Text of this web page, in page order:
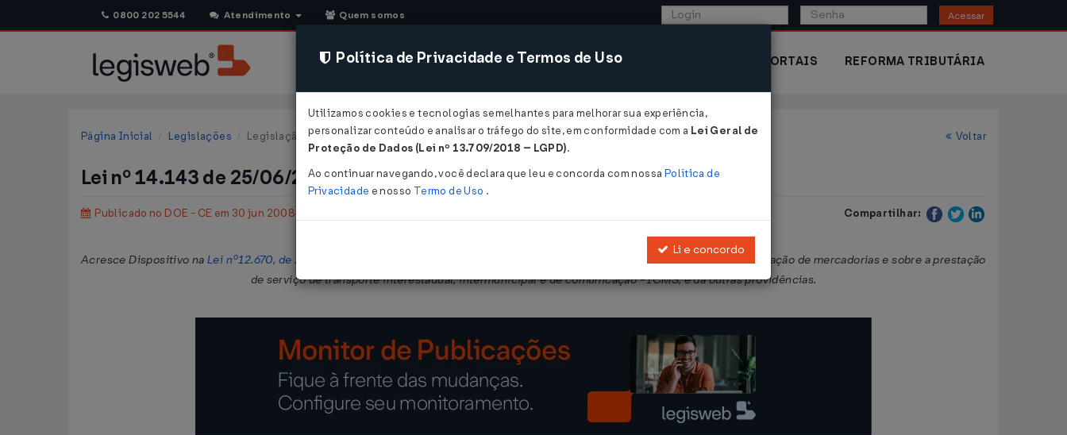
0800 202 5544 Atendimento Quem somos Acessar
CONSULTORIA SISTEMAS COMÉRCIO EXTERIOR PORTAIS REFORMA TRIBUTÁRIA
Página Inicial Legislações Legislação Estadual - Ceará Voltar
Lei nº 14.143 de 25/06/2008
Publicado no DOE - CE em 30 jun 2008 Compartilhar:
Acresce Dispositivo naLei nº12.670, de 27 de dezembro de 1996
, que dispõe acerca do imposto sobre operações relativas à circulação de mercadorias e sobre a prestação
de serviço de transporte interestadual, intermunicipal e de comunicação - ICMS, e dá outras providências.
Política de Privacidade e Termos de Uso
Utilizamos cookies e tecnologias semelhantes para melhorar sua experiência,
personalizar conteúdo e analisar o tráfego do site, em conformidade com a Lei Geral de
Proteção de Dados (Lei nº 13.709/2018 – LGPD).
Ao continuar navegando, você declara que leu e concorda com nossa Política de
Privacidade e nosso Termo de Uso .
Li e concordo